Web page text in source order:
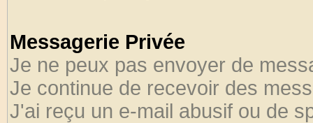
Messagerie Privée
Je ne peux pas envoyer de
Je continue de recevoir des
J'ai reçu un e-mail abusif ou de